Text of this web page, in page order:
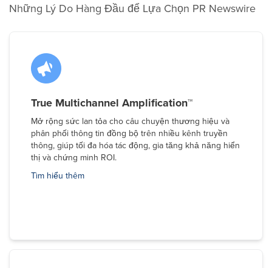
Những Lý Do Hàng Đầu để Lựa Chọn PR Newswire
True Multichannel Amplification™
Mở rộng sức lan tỏa cho câu chuyện thương hiệu và
phân phối thông tin đồng bộ trên nhiều kênh truyền
thông, giúp tối đa hóa tác động, gia tăng khả năng hiển
thị và chứng minh ROI.
Tìm hiểu thêm